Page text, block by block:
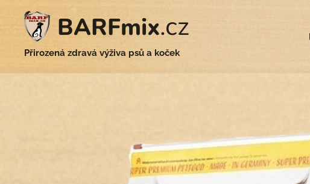
BARFmix.cz
Přirozená zdravá výživa psů a koček